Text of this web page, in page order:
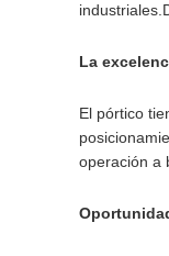
La
El pórtico
operación a